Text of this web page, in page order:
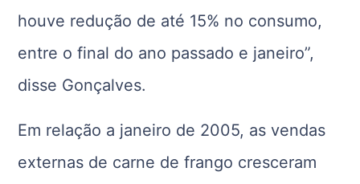
houve redução de até 15% no consumo,
entre o final do ano passado e janeiro”,
disse Gonçalves.
Em relação a janeiro de 2005, as vendas
externas de carne de frango cresceram